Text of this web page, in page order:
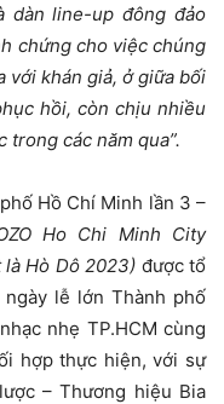
dàn line-up đông đảo
chứng cho việc chúng
với khán giả, ở giữa bối
hồi, còn chịu nhiều
các năm qua”.
Hồ Chí Minh lần 3 –
Ho Chi Minh City
Hò Dô 2023) được tổ
lễ lớn Thành phố
nhẹ TP.HCM cùng
hợp thực hiện, với sự
– Thương hiệu Bia